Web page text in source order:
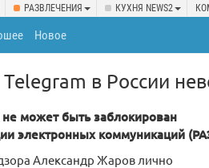
РАЗВЛЕЧЕНИЯ КУХНЯ NEWS2
Новое
в России
может быть заблокирован
электронных коммуникаций
Александр Жаров лично